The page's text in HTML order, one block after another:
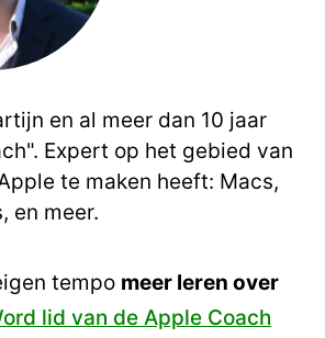
en al meer dan 10 jaar
Expert op het gebied van
te maken heeft: Macs,
en meer.
tempo meer leren over
lid van de Apple Coach